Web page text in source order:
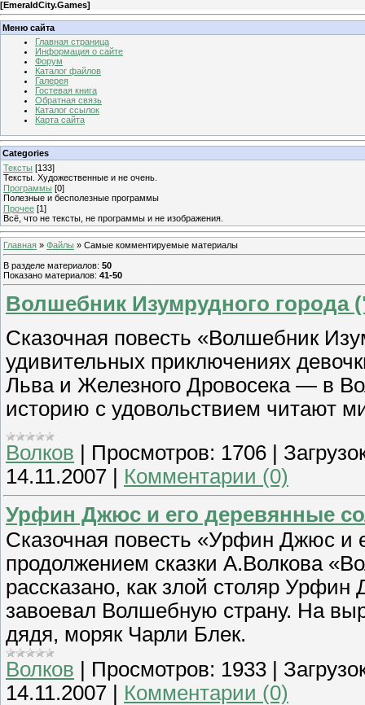
[EmeraldCity.Games]
Меню сайта
Главная страница
Информация о сайте
Форум
Каталог файлов
Галерея
Гостевая книга
Обратная связь
Каталог ссылок
Карта сайта
Categories
Тексты [133]
Тексты. Художественные и не очень.
Программы [0]
Полезные и бесполезные программы
Прочее [1]
Всё, что не тексты, не программы и не изображения.
Главная » Файлы » Самые комментируемые материалы
В разделе материалов: 50
Показано материалов: 41-50
Волшебник Изумрудного города
Сказочная повесть «Волшебник
удивительных приключениях
Льва и Железного Дровосека — в
историю с удовольствием читают
Волков | Просмотров: 1706 |
14.11.2007 | Комментарии (0)
Урфин Джюс и его деревянные
Сказочная повесть «Урфин Джюс и
продолжением сказки А.Волкова
рассказано, как злой столяр
завоевал Волшебную страну. На
дядя, моряк Чарли Блек.
Волков
Просмотров: 1933
14.11.2007
Комментарии (0)